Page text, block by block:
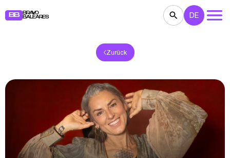
BB
BRAVO
BALEARES
THEATER
RESTAURANTS MÄRKTE PARTEIEN
FÜR KINDER BB NOTE
DE
Zurück